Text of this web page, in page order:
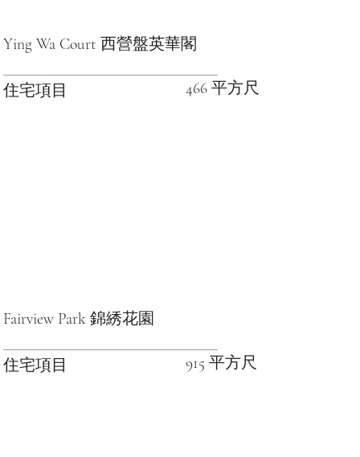
Ying Wa Court 西營盤英華閣
住宅項目 466 平方尺
Fairview Park 錦綉花園
住宅項目 915 平方尺